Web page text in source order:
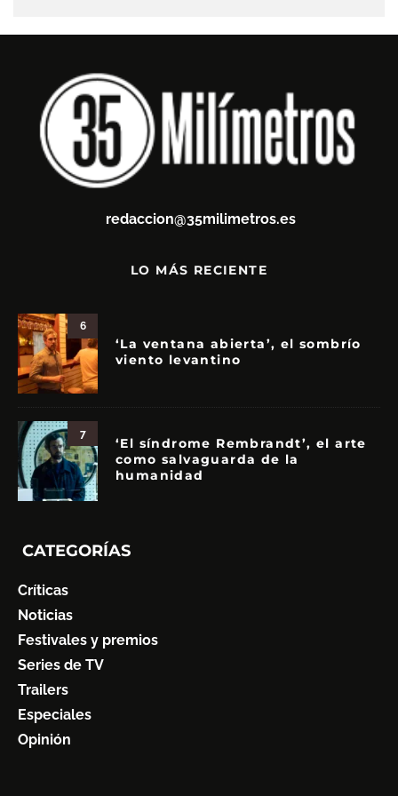
redaccion@35milimetros.es
LO MÁS RECIENTE
6
‘La ventana abierta’, el sombrío
viento levantino
7
‘El síndrome Rembrandt’, el arte
como salvaguarda de la
humanidad
CATEGORÍAS
Críticas
Noticias
Festivales y premios
Series de TV
Trailers
Especiales
Opinión